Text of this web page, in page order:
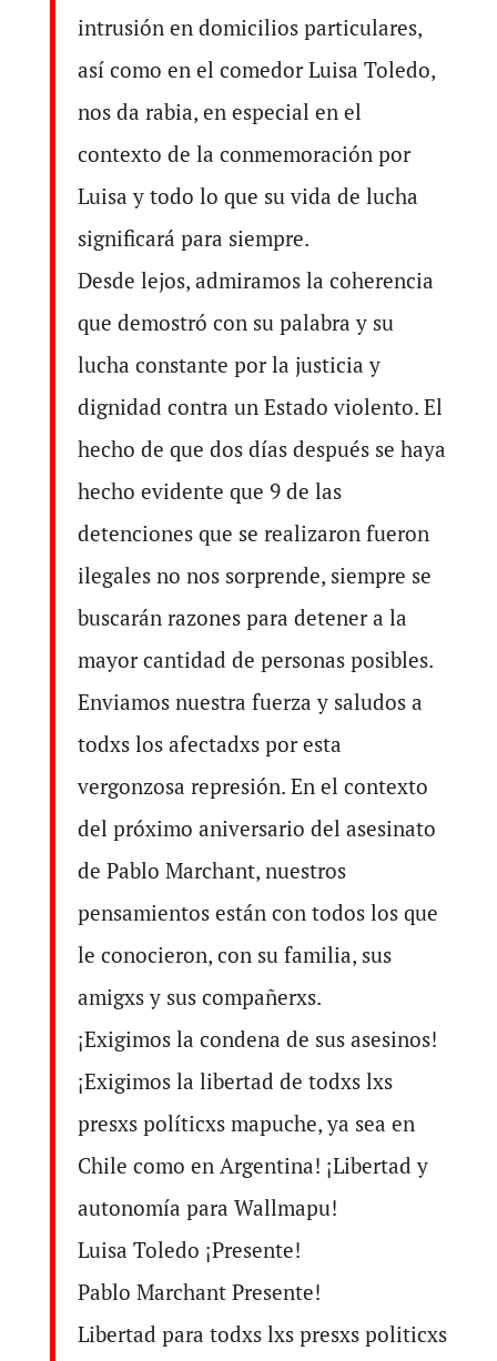
intrusión en domicilios particulares,
así como en el comedor Luisa Toledo,
nos da rabia, en especial en el
contexto de la conmemoración por
Luisa y todo lo que su vida de lucha
significará para siempre.
Desde lejos, admiramos la coherencia
que demostró con su palabra y su
lucha constante por la justicia y
dignidad contra un Estado violento. El
hecho de que dos días después se haya
hecho evidente que 9 de las
detenciones que se realizaron fueron
ilegales no nos sorprende, siempre se
buscarán razones para detener a la
mayor cantidad de personas posibles.
Enviamos nuestra fuerza y saludos a
todxs los afectadxs por esta
vergonzosa represión. En el contexto
del próximo aniversario del asesinato
de Pablo Marchant, nuestros
pensamientos están con todos los que
le conocieron, con su familia, sus
amigxs y sus compañerxs.
¡Exigimos la condena de sus asesinos!
¡Exigimos la libertad de todxs lxs
presxs políticxs mapuche, ya sea en
Chile como en Argentina! ¡Libertad y
autonomía para Wallmapu!
Luisa Toledo ¡Presente!
Pablo Marchant Presente!
Libertad para todxs lxs presxs politicxs